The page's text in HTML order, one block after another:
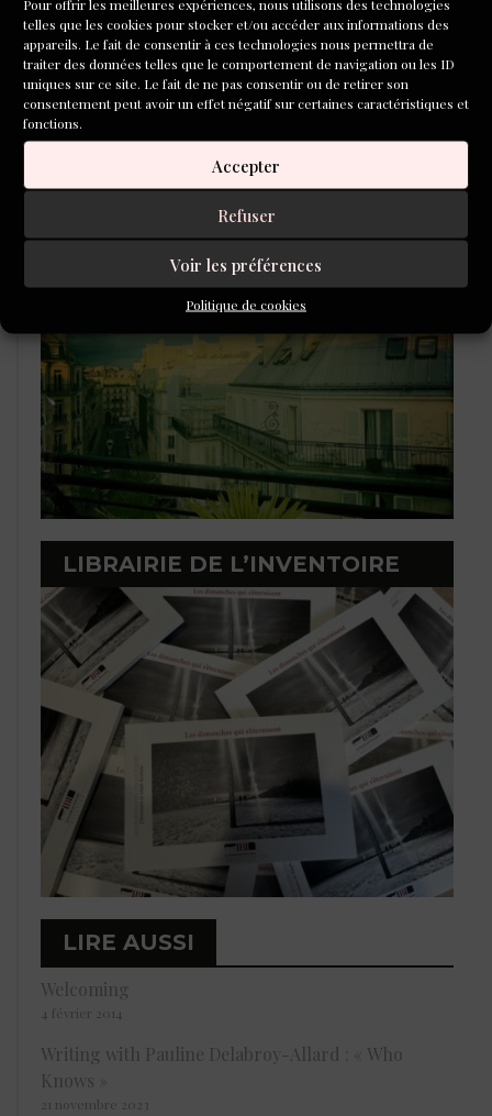
Pour offrir les meilleures expériences, nous utilisons des technologies
telles que les cookies pour stocker et/ou accéder aux informations des
appareils. Le fait de consentir à ces technologies nous permettra de
traiter des données telles que le comportement de navigation ou les ID
uniques sur ce site. Le fait de ne pas consentir ou de retirer son
consentement peut avoir un effet négatif sur certaines caractéristiques et
fonctions.
Accepter
Refuser
Voir les préférences
Politique de cookies
L'ÉCOLE DU ROMAN D'ALEPH-
LIBRAIRIE DE L’INVENTOIRE
LIRE AUSSI
Welcoming
4 février 2014
Writing with Pauline Delabroy-Allard : « Who
Knows »
21 novembre 2023